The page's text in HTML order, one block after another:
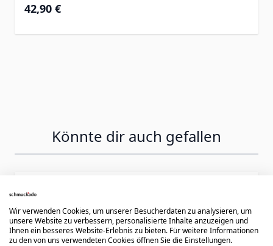
42,90 €
Könnte dir auch gefallen
Press to skip carousel
Wir verwenden Cookies, um unserer Besucherdaten zu analysieren, um
unsere Website zu verbessern, personalisierte Inhalte anzuzeigen und
Ihnen ein besseres Website-Erlebnis zu bieten. Für weitere Informationen
zu den von uns verwendeten Cookies öffnen Sie die Einstellungen.